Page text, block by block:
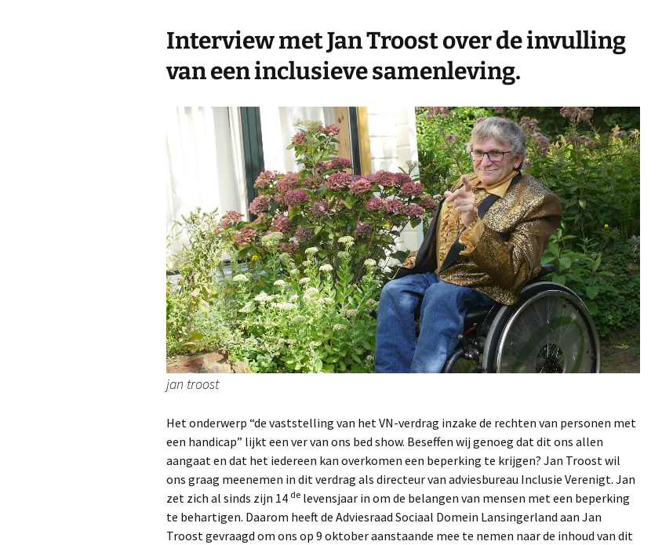
Interview met Jan Troost over de invulling
van een inclusieve samenleving.
jan troost
Het onderwerp “de vaststelling van het VN-verdrag inzake de rechten van personen met
een handicap” lijkt een ver van ons bed show. Beseffen wij genoeg dat dit ons allen
aangaat en dat het iedereen kan overkomen een beperking te krijgen? Jan Troost wil
ons graag meenemen in dit verdrag als directeur van adviesbureau Inclusie Verenigt. Jan
zet zich al sinds zijn 14 de levensjaar in om de belangen van mensen met een beperking
te behartigen. Daarom heeft de Adviesraad Sociaal Domein Lansingerland aan Jan
Troost gevraagd om ons op 9 oktober aanstaande mee te nemen naar de inhoud van dit